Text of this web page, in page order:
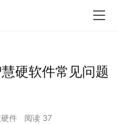
硬软件常见问题
件 阅读 37